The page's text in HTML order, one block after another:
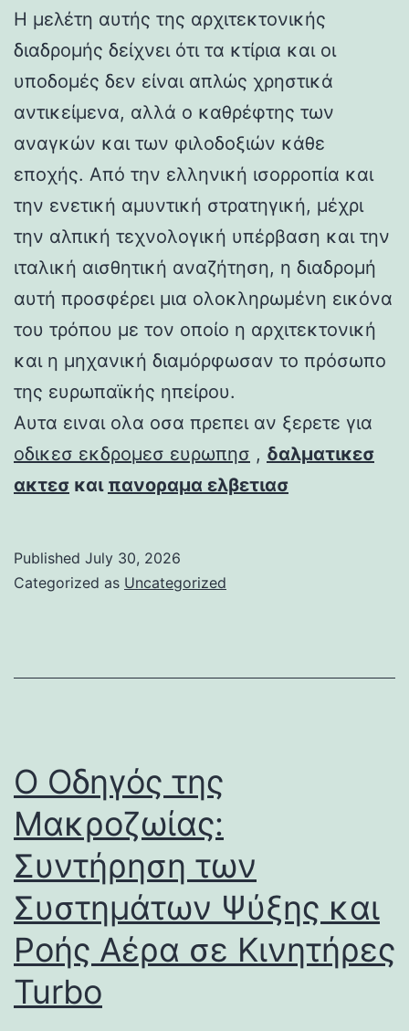
Η μελέτη αυτής της αρχιτεκτονικής
διαδρομής δείχνει ότι τα κτίρια και οι
υποδομές δεν είναι απλώς χρηστικά
αντικείμενα, αλλά ο καθρέφτης των
αναγκών και των φιλοδοξιών κάθε
εποχής. Από την ελληνική ισορροπία και
την ενετική αμυντική στρατηγική, μέχρι
την αλπική τεχνολογική υπέρβαση και την
ιταλική αισθητική αναζήτηση, η διαδρομή
αυτή προσφέρει μια ολοκληρωμένη εικόνα
του τρόπου με τον οποίο η αρχιτεκτονική
και η μηχανική διαμόρφωσαν το πρόσωπο
της ευρωπαϊκής ηπείρου.
Αυτα ειναι ολα οσα πρεπει αν ξερετε για
οδικεσ εκδρομεσ ευρωπησ , δαλματικεσ
ακτεσ και πανοραμα ελβετιασ
Published July 30, 2026
Categorized as Uncategorized
Ο Οδηγός της
Μακροζωίας:
Συντήρηση των
Συστημάτων Ψύξης και
Ροής Αέρα σε Κινητήρες
Turbo